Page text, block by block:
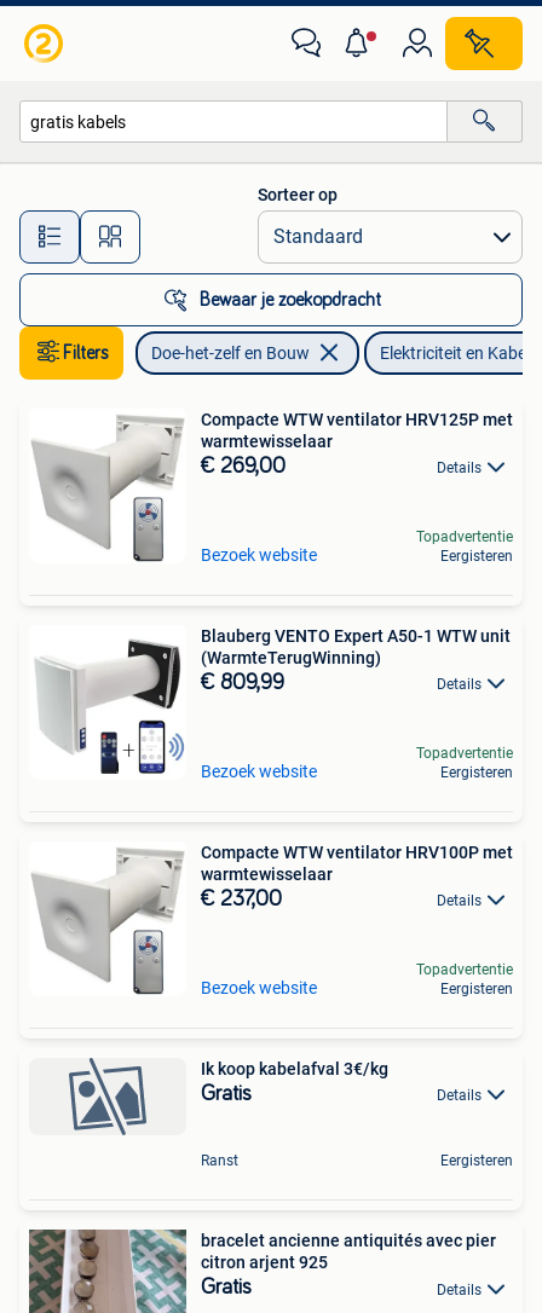
Alle afstanden…
Sorteer op
Bewaar je zoekopdracht
Filters Doe-het-zelf en Bouw Elektriciteit en Kabels
Compacte WTW ventilator HRV125P met
warmtewisselaar
€ 269,00 Details
Bezoek website
Topadvertentie
Eergisteren
Blauberg VENTO Expert A50-1 WTW unit
(WarmteTerugWinning)
€ 809,99 Details
Bezoek website
Topadvertentie
Eergisteren
Compacte WTW ventilator HRV100P met
warmtewisselaar
€ 237,00 Details
Bezoek website
Topadvertentie
Eergisteren
Ik koop kabelafval 3€/kg
Gratis Details
Ranst Eergisteren
bracelet ancienne antiquités avec pier
citron arjent 925
Gratis Details